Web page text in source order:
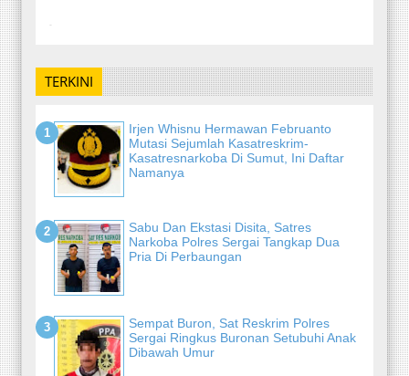
-
TERKINI
Irjen Whisnu Hermawan Februanto
Mutasi Sejumlah Kasatreskrim-
Kasatresnarkoba Di Sumut, Ini Daftar
Namanya
Sabu Dan Ekstasi Disita, Satres
Narkoba Polres Sergai Tangkap Dua
Pria Di Perbaungan
Sempat Buron, Sat Reskrim Polres
Sergai Ringkus Buronan Setubuhi Anak
Dibawah Umur